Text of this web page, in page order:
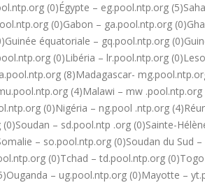
(0)Égypte – eg.pool.ntp.org
(0)Gabon – ga.pool.ntp.org
équatoriale – gq.pool.ntp.org
(0)Libéria – lr.pool.ntp.org
(8)Madagascar-
(4)Malawi – mw
(0)Nigéria – ng.pool .ntp.org
– sd.pool.ntp .org (0)Sainte-
– so.pool.ntp.org (0)Soudan du Sud
(0)Tchad – td.pool.ntp.org
– ug.pool.ntp.org (0)Mayotte –